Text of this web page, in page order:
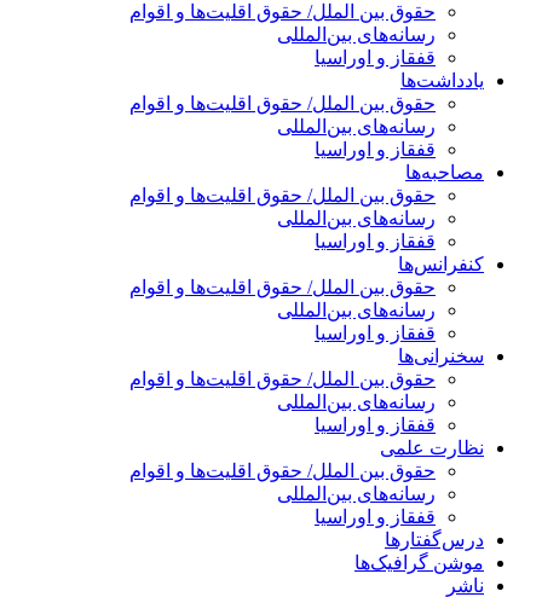
حقوق بین الملل/ حقوق اقلیت‌ها و اقوام
رسانه‌های بین‌المللی
قفقاز و اوراسیا
یادداشت‌ها
حقوق بین الملل/ حقوق اقلیت‌ها و اقوام
رسانه‌های بین‌المللی
قفقاز و اوراسیا
مصاحبه‌ها
حقوق بین الملل/ حقوق اقلیت‌ها و اقوام
رسانه‌های بین‌المللی
قفقاز و اوراسیا
کنفرانس‌ها
حقوق بین الملل/ حقوق اقلیت‌ها و اقوام
رسانه‌های بین‌المللی
قفقاز و اوراسیا
سخنرانی‌ها
حقوق بین الملل/ حقوق اقلیت‌ها و اقوام
رسانه‌های بین‌المللی
قفقاز و اوراسیا
نظارت علمی
حقوق بین الملل/ حقوق اقلیت‌ها و اقوام
رسانه‌های بین‌المللی
قفقاز و اوراسیا
درس‌گفتارها
موشن گرافیک‌ها
ناشر